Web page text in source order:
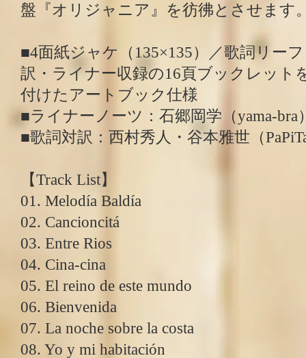
盤『オリジャニア』を彷彿とさせます
■4面紙ジャケ（135×135）／歌詞リー
訳・ライナー収録の16頁ブックレット
付けたアートブック仕様
■ライナーノーツ：石郷岡学（yama-bra
■歌詞対訳：西村秀人・谷本雅世（
【Track List】
01. Melodía Baldía
02. Cancioncitá
03. Entre Rios
04. Cina-cina
05. El reino de este mundo
06. Bienvenida
07. La noche sobre la costa
08. Yo y mi habitación